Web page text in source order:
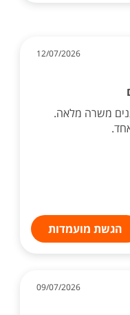
12/07/2026
משרה מלאה.
הגשת מועמדות
09/07/2026